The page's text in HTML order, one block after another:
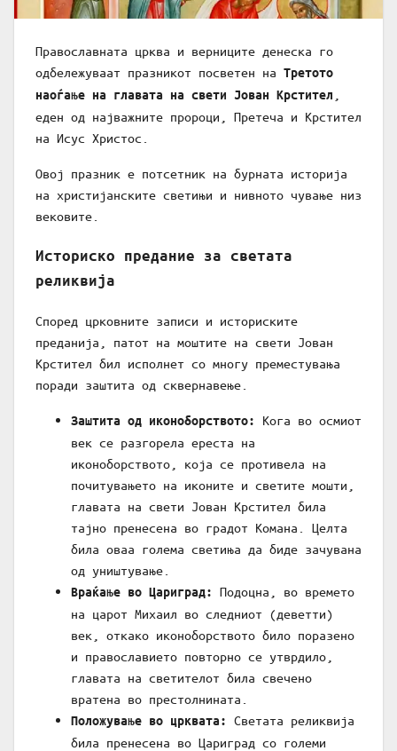
Православната црква и верниците денеска го
одбележуваат празникот посветен на Третото
наоѓање на главата на свети Јован Крстител
еден од најважните пророци, Претеча и Крстител
на Исус Христос.
Овој празник е потсетник на бурната историја
на христијанските светињи и нивното чување низ
вековите.
Историско предание за светата
реликвија
Според црковните записи и историските
преданија, патот на моштите на свети Јован
Крстител бил исполнет со многу преместувања
поради заштита од сквернавење.
Заштита од иконоборството:
Кога во осмиот
век се разгорела ереста на
иконоборството, која се противела на
почитувањето на иконите и светите мошти,
главата на свети Јован Крстител била
тајно пренесена во градот Комана. Целта
била оваа голема светиња да биде зачувана
од уништување.
Враќање во Цариград: Подоцна, во времето
на царот Михаил во следниот (деветти)
век, откако иконоборството било поразено
и православието повторно се утврдило,
главата на светителот била свечено
вратена во престолнината.
Положување во црквата: Светата реликвија
била пренесена во Цариград со големи